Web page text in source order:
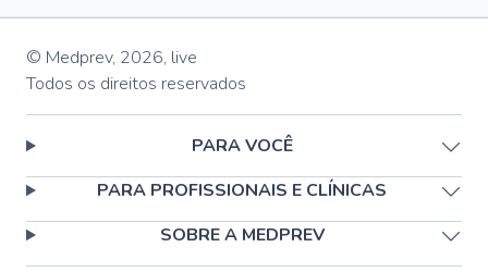
© Medprev, 2026, live
Todos os direitos reservados
PARA VOCÊ
PARA PROFISSIONAIS E CLÍNICAS
SOBRE A MEDPREV